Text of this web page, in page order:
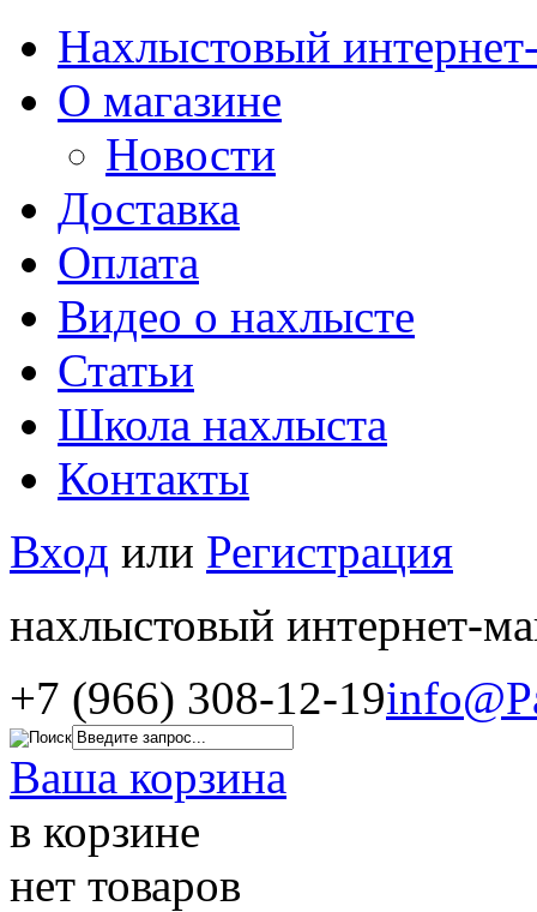
Нахлыстовый
О магазине
Новости
Доставка
Оплата
Видео о нахлысте
Статьи
Школа нахлыста
Контакты
Вход или Регистрация
нахлыстовый интернет-
+7 (966) 308-12-19
Ваша корзина
в корзине
нет товаров